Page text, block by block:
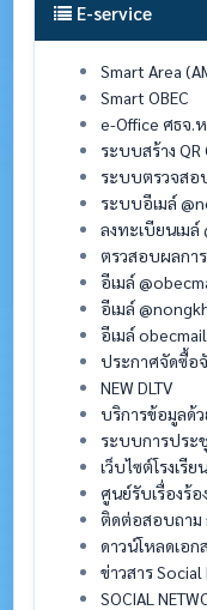
E-service
Smart Area
Smart OBEC
e-Office ศธจ.
ระบบสร้าง QR
ระบบตรวจส
ระบบอีเมล์
ลงทะเบียนเม
ตรวสอบผลกา
อีเมล์
อีเมล์
อีเมล์
ประกาศจัดซื้อ
NEW DLTV
บริการข้อมูลด้ว
ระบบการประ
เว็บไซต์โรงเรีย
ศูนย์รับเรื่องร้
ติดต่อสอบถาม
ดาวน์โหลดเอก
ข่าวสาร
SOCIAL